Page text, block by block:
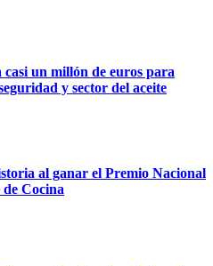
un millón de euros para
y sector del aceite
al ganar el Premio Nacional
Cocina